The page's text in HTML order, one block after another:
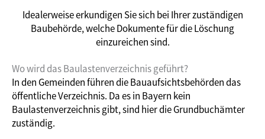
Idealerweise erkundigen Sie sich bei Ihrer zuständigen
Baubehörde, welche Dokumente für die Löschung
einzureichen sind.
Wo wird das Baulastenverzeichnis geführt?
In den Gemeinden führen die Bauaufsichtsbehörden das
öffentliche Verzeichnis. Da es in Bayern kein
Baulastenverzeichnis gibt, sind hier die Grundbuchämter
zuständig.